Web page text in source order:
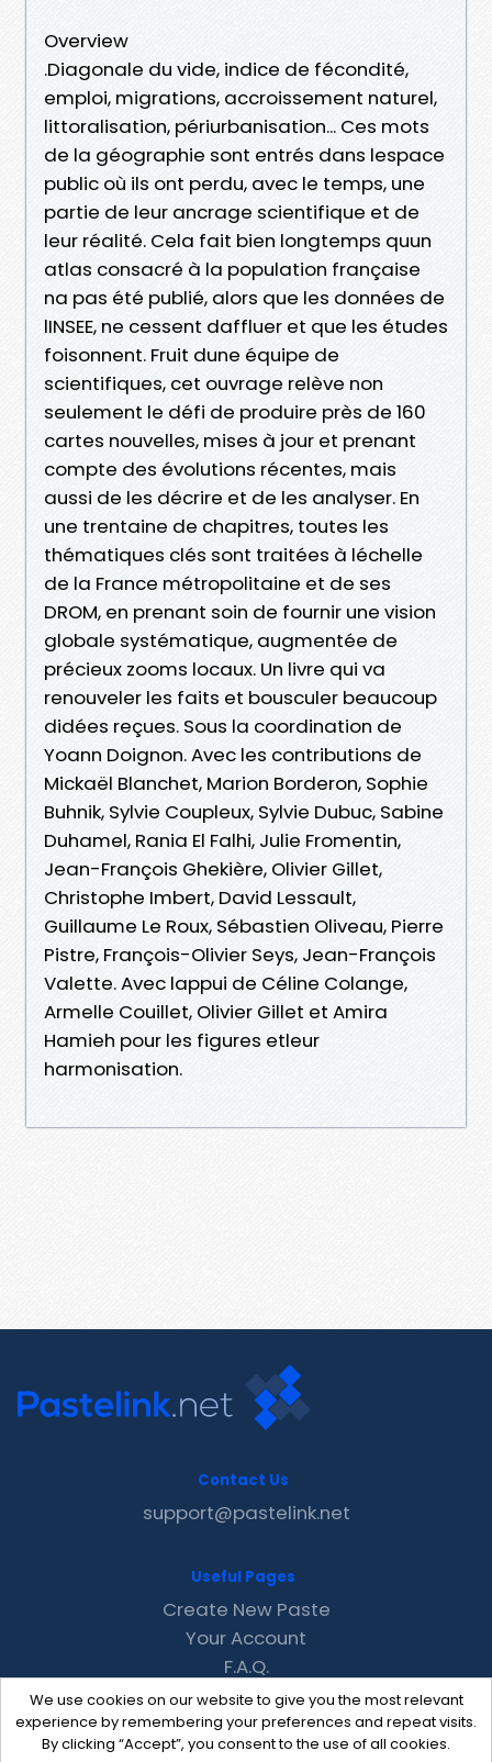
Overview
.Diagonale du vide, indice de fécondité,
emploi, migrations, accroissement naturel,
littoralisation, périurbanisation... Ces mots
de la géographie sont entrés dans lespace
public où ils ont perdu, avec le temps, une
partie de leur ancrage scientifique et de
leur réalité. Cela fait bien longtemps quun
atlas consacré à la population française
na pas été publié, alors que les données de
lINSEE, ne cessent daffluer et que les études
foisonnent. Fruit dune équipe de
scientifiques, cet ouvrage relève non
seulement le défi de produire près de 160
cartes nouvelles, mises à jour et prenant
compte des évolutions récentes, mais
aussi de les décrire et de les analyser. En
une trentaine de chapitres, toutes les
thématiques clés sont traitées à léchelle
de la France métropolitaine et de ses
DROM, en prenant soin de fournir une vision
globale systématique, augmentée de
précieux zooms locaux. Un livre qui va
renouveler les faits et bousculer beaucoup
didées reçues. Sous la coordination de
Yoann Doignon. Avec les contributions de
Mickaël Blanchet, Marion Borderon, Sophie
Buhnik, Sylvie Coupleux, Sylvie Dubuc, Sabine
Duhamel, Rania El Falhi, Julie Fromentin,
Jean-François Ghekière, Olivier Gillet,
Christophe Imbert, David Lessault,
Guillaume Le Roux, Sébastien Oliveau, Pierre
Pistre, François-Olivier Seys, Jean-François
Valette. Avec lappui de Céline Colange,
Armelle Couillet, Olivier Gillet et Amira
Hamieh pour les figures etleur
harmonisation.
We use cookies on our website to give you the most relevant
experience by remembering your preferences and repeat visits.
By clicking “Accept”, you consent to the use of all cookies.
Contact Us
support@pastelink.net
Useful Pages
Create New Paste
Your Account
F.A.Q.
Recent
Contact